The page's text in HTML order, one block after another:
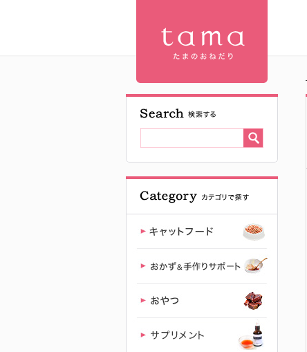
キャッツフ
ァインフー
ド クラシッ
ク No.23 ビ
ーフ&ダック
| 【公式】プ
レミアムキ
ャットフー